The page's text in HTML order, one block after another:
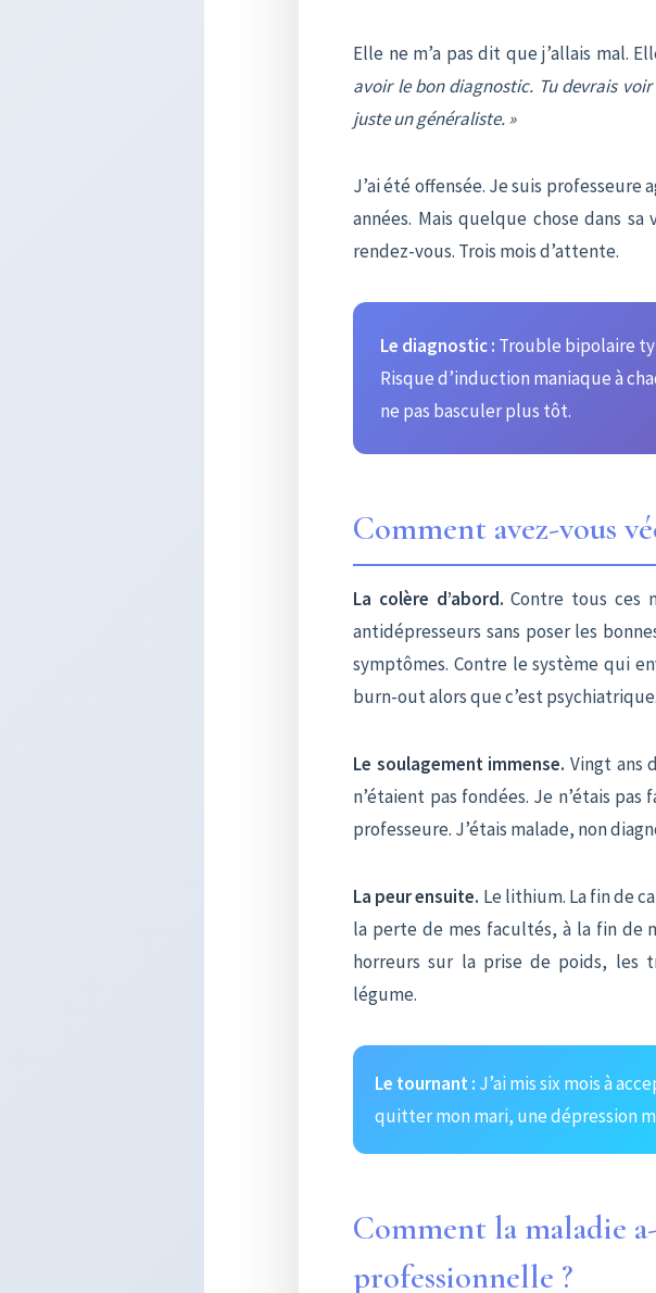
Elle ne m’a pas dit que j’allais mal.
avoir le bon diagnostic. Tu devrais
juste un généraliste. »
J’ai été offensée. Je suis professeure
années. Mais quelque chose dans
rendez-vous. Trois mois d’attente.
Le diagnostic : Trouble bipolaire
Risque d’induction maniaque à
ne pas basculer plus tôt.
Comment avez-vous
La colère d’abord. Contre tous ces
antidépresseurs sans poser les
symptômes. Contre le système qui
burn-out alors que c’est psychiatrique.
Le soulagement immense. Vingt ans
n’étaient pas fondées. Je n’étais
professeure. J’étais malade, non
La peur ensuite. Le lithium. La fin de
la perte de mes facultés, à la fin de
horreurs sur la prise de poids, les
légume.
Le tournant : J’ai mis six mois à
quitter mon mari, une dépression
Comment la maladie
professionnelle ?